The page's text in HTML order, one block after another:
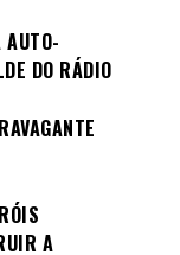
DO RÁDIO
A